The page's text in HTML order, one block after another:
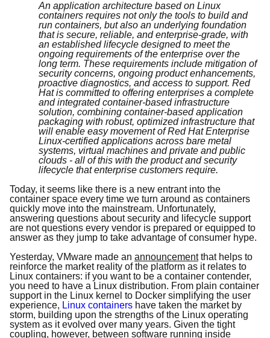
An application architecture based on Linux
containers requires not only the tools to build and
run containers, but also an underlying foundation
that is secure, reliable, and enterprise-grade, with
an established lifecycle designed to meet the
ongoing requirements of the enterprise over the
long term. These requirements include mitigation of
security concerns, ongoing product enhancements,
proactive diagnostics, and access to support. Red
Hat is committed to offering enterprises a complete
and integrated container-based infrastructure
solution, combining container-based application
packaging with robust, optimized infrastructure that
will enable easy movement of Red Hat Enterprise
Linux-certified applications across bare metal
systems, virtual machines and private and public
clouds - all of this with the product and security
lifecycle that enterprise customers require.
Today, it seems like there is a new entrant into the
container space every time we turn around as containers
quickly move into the mainstream. Unfortunately,
answering questions about security and lifecycle support
are not questions every vendor is prepared or equipped to
answer as they jump to take advantage of consumer hype.
Yesterday, VMware made an announcementthat helps to
reinforce the market reality of the platform as it relates to
Linux containers: if you want to be a container contender,
you need to have a Linux distribution. From plain container
support in the Linux kernel to Docker simplifying the user
experience, Linux containers have taken the market by
storm, building upon the strengths of the Linux operating
system as it evolved over many years. Given the tight
coupling, however, between software running inside